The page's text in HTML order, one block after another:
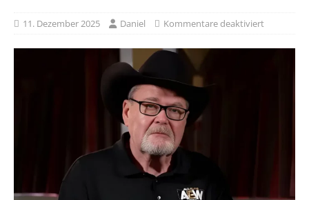
11. Dezember 2025 Daniel Kommentare deaktiviert